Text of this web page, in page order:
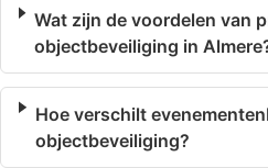
Wat zijn de voordelen van
objectbeveiliging in
Hoe verschilt
objectbeveiliging?